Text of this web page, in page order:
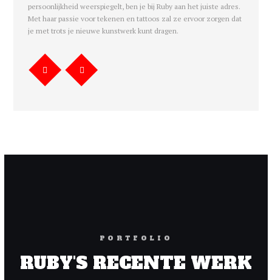
persoonlijkheid weerspiegelt, ben je bij Ruby aan het juiste adres.
Met haar passie voor tekenen en tattoos zal ze ervoor zorgen dat
je met trots je nieuwe kunstwerk kunt dragen.
PORTFOLIO
RUBY'S RECENTE WERK